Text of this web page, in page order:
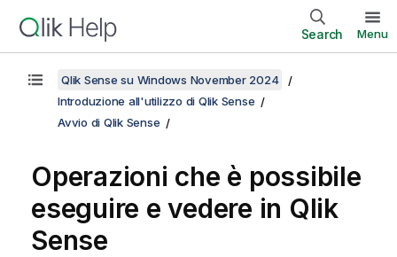
Search Menu
Qlik Sense su Windows November 2024
Introduzione all'utilizzo di Qlik Sense
Avvio di Qlik Sense
Operazioni che è possibile
eseguire e vedere in Qlik
Sense